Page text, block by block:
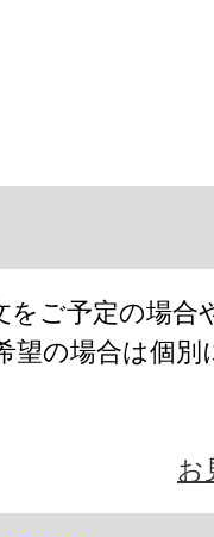
ご予定の場合
望の場合は個別
お